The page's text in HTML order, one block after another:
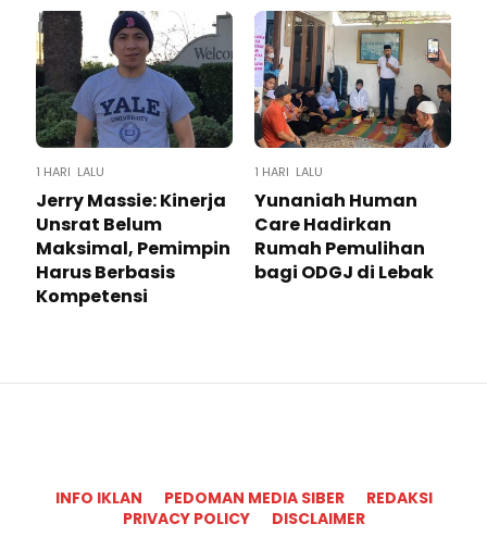
1 HARI LALU
Jerry Massie: Kinerja
Unsrat Belum
Maksimal, Pemimpin
Harus Berbasis
Kompetensi
1 HARI LALU
Yunaniah Human
Care Hadirkan
Rumah Pemulihan
bagi ODGJ di Lebak
INFO IKLAN PEDOMAN MEDIA SIBER
REDAKSI
PRIVACY POLICY
DISCLAIMER